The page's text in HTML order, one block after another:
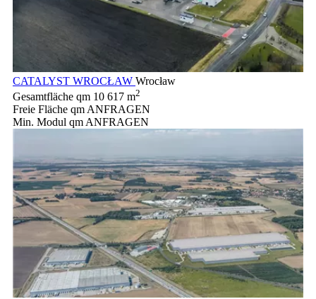
CATALYST WROCŁAW Wrocław
Gesamtfläche qm 10 617 m2
Freie Fläche qm ANFRAGEN
Min. Modul qm ANFRAGEN